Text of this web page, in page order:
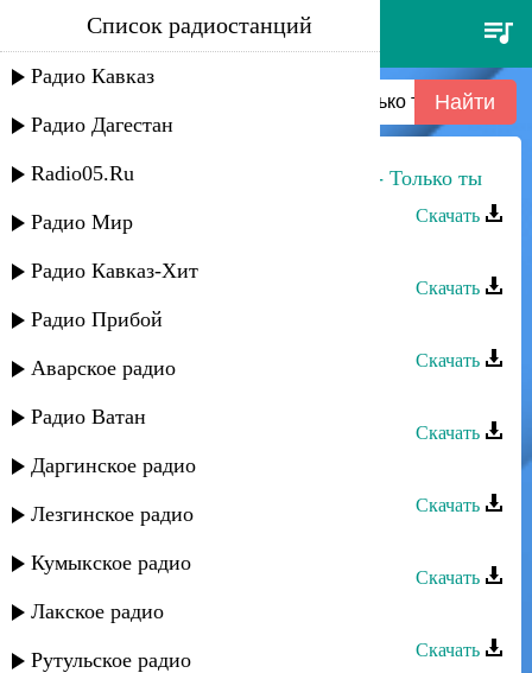
лейла алиева и шарав
аманатов - только ты
Список радиостанций
Радио Кавказ
Радио Дагестан
Radio05.Ru
Радио Мир
Радио Кавказ-Хит
Радио Прибой
Аварское радио
Радио Ватан
Даргинское радио
Лезгинское радио
Кумыкское радио
Лакское радио
Рутульское радио
Лейла Алиева и Шарав Аманатов - Только ты
Скачать
Скачать
Лейла Алиева - Талпына
Скачать
Скачать
Лейла Алиева - Чечегим
Скачать
Скачать
Лейла Алиева - Расставание
Скачать